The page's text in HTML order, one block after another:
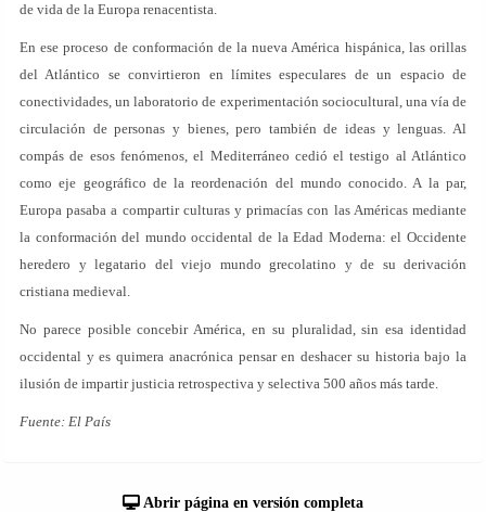
de vida de la Europa renacentista.
En ese proceso de conformación de la nueva América hispánica, las orillas
del Atlántico se convirtieron en límites especulares de un espacio de
conectividades, un laboratorio de experimentación sociocultural, una vía de
circulación de personas y bienes, pero también de ideas y lenguas. Al
compás de esos fenómenos, el Mediterráneo cedió el testigo al Atlántico
como eje geográfico de la reordenación del mundo conocido. A la par,
Europa pasaba a compartir culturas y primacías con las Américas mediante
la conformación del mundo occidental de la Edad Moderna: el Occidente
heredero y legatario del viejo mundo grecolatino y de su derivación
cristiana medieval.
No parece posible concebir América, en su pluralidad, sin esa identidad
occidental y es quimera anacrónica pensar en deshacer su historia bajo la
ilusión de impartir justicia retrospectiva y selectiva 500 años más tarde.
Fuente: El País
Abrir página en versión completa